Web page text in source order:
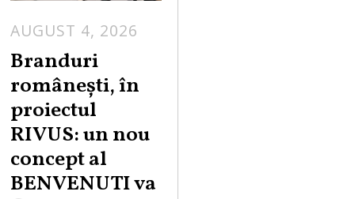
AUGUST 4, 2026
Branduri
românești, în
proiectul
RIVUS: un nou
concept al
BENVENUTI va